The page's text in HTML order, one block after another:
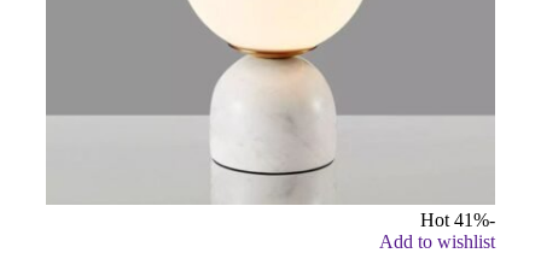
-41%
Hot
Add to wishlist